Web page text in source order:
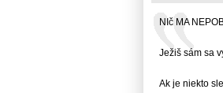
NIč MA
Ježiš sám sa
Ak je niekto